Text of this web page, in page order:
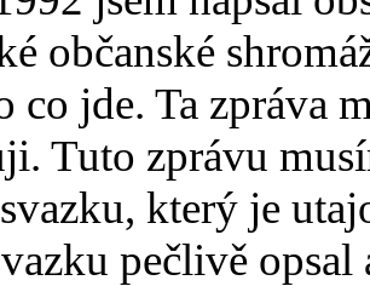
občanské
co jde. Ta zpráva
Tuto zprávu
který je
pečlivě